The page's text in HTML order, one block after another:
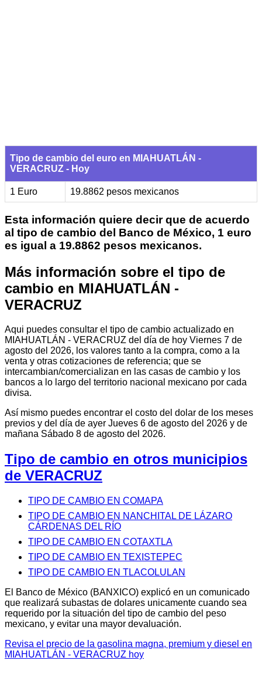
Tipo de cambio del euro en MIAHUATLÁN -
VERACRUZ - Hoy
1 Euro 19.8862 pesos mexicanos
Esta información quiere decir que de acuerdo
al tipo de cambio del Banco de México, 1 euro
es igual a 19.8862 pesos mexicanos.
Más información sobre el tipo de
cambio en MIAHUATLÁN -
VERACRUZ
Aqui puedes consultar el tipo de cambio actualizado en
MIAHUATLÁN - VERACRUZ del día de hoy Viernes 7 de
agosto del 2026, los valores tanto a la compra, como a la
venta y otras cotizaciones de referencia; que se
intercambian/comercializan en las casas de cambio y los
bancos a lo largo del territorio nacional mexicano por cada
divisa.
Así mismo puedes encontrar el costo del dolar de los meses
previos y del día de ayer Jueves 6 de agosto del 2026 y de
mañana Sábado 8 de agosto del 2026.
Tipo de cambio en otros municipios
de VERACRUZ
TIPO DE CAMBIO EN COMAPA
TIPO DE CAMBIO EN NANCHITAL DE LÁZARO
CÁRDENAS DEL RÍO
TIPO DE CAMBIO EN COTAXTLA
TIPO DE CAMBIO EN TEXISTEPEC
TIPO DE CAMBIO EN TLACOLULAN
El Banco de México (BANXICO) explicó en un comunicado
que realizará subastas de dolares unicamente cuando sea
requerido por la situación del tipo de cambio del peso
mexicano, y evitar una mayor devaluación.
Revisa el precio de la gasolina magna, premium y diesel en
MIAHUATLÁN - VERACRUZ hoy